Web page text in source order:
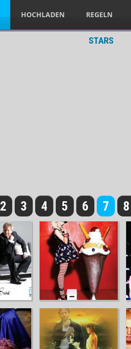
HOCHLADEN REGELN
STARS
2 3 4 5 6 7 8